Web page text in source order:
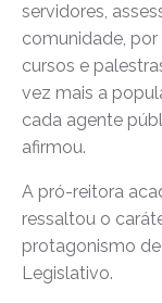
servidores,
comunidade,
cursos e
vez mais a
cada agente
afirmou.
A pró-reitora
ressaltou o
protagonismo
Legislativo.